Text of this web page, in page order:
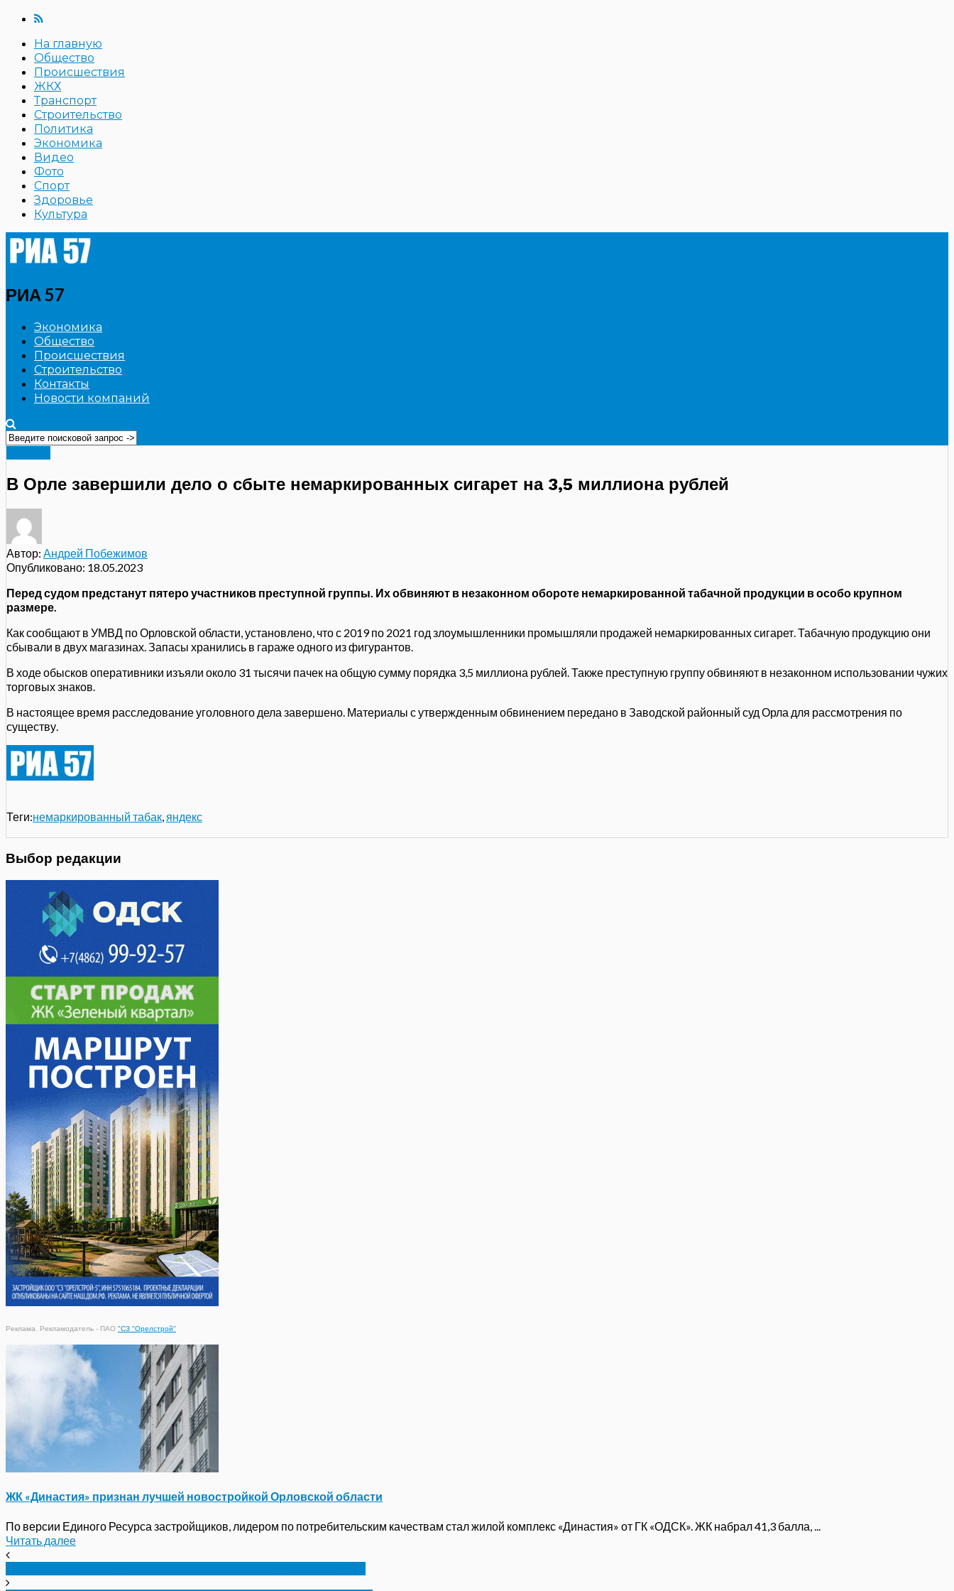
На главную
Общество
Происшествия
ЖКХ
Транспорт
Строительство
Политика
Экономика
Видео
Фото
Спорт
Здоровье
Культура
РИА 57
Экономика
Общество
Происшествия
Строительство
Контакты
Новости компаний
В Орле завершили дело о сбыте немаркированных сигарет на 3,5 миллиона рублей
Автор: Андрей Побежимов
Опубликовано: 18.05.2023
Перед судом предстанут пятеро участников преступной группы. Их обвиняют в незаконном обороте немаркированной табачной продукции в особо крупном
размере.
Как сообщают в УМВД по Орловской области, установлено, что с 2019 по 2021 год злоумышленники промышляли продажей немаркированных сигарет. Табачную продукцию они
сбывали в двух магазинах. Запасы хранились в гараже одного из фигурантов.
В ходе обысков оперативники изъяли около 31 тысячи пачек на общую сумму порядка 3,5 миллиона рублей. Также преступную группу обвиняют в незаконном использовании чужих
торговых знаков.
В настоящее время расследование уголовного дела завершено. Материалы с утвержденным обвинением передано в Заводской районный суд Орла для рассмотрения по
существу.
Теги:немаркированный табак яндекс
Выбор редакции
Реклама. Рекламодатель - ПАО "СЗ "Орелстрой"
ЖК «Династия» признан лучшей новостройкой Орловской области
По версии Единого Ресурса застройщиков, лидером по потребительским качествам стал жилой комплекс «Династия» от ГК «ОДСК». ЖК набрал 41,3 балла, ...
Читать далее